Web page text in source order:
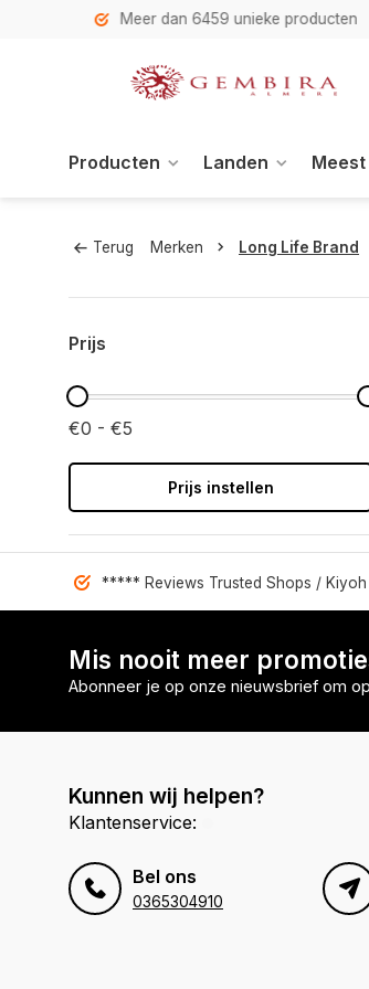
Meer dan 6459 unieke producten
Producten Landen
Terug Merken Long Life Brand
Prijs
€0 - €5
Prijs instellen
***** Reviews Trusted Shops / Kiyoh
Mis nooit meer
Abonneer je op onze nieuwsbrief om
Kunnen wij helpen?
Klantenservice:
Bel ons
0365304910